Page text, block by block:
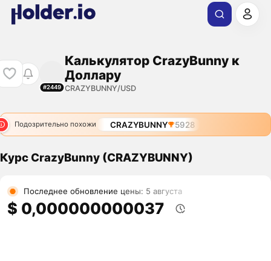
#2449
Калькулятор CrazyBunny к
Доллару
CRAZYBUNNY/USD
Подозрительно похожи CRAZYBUNNY 5928
Курс CrazyBunny (CRAZYBUNNY)
Последнее обновление цены: 5 августа
$ 0,000000000037